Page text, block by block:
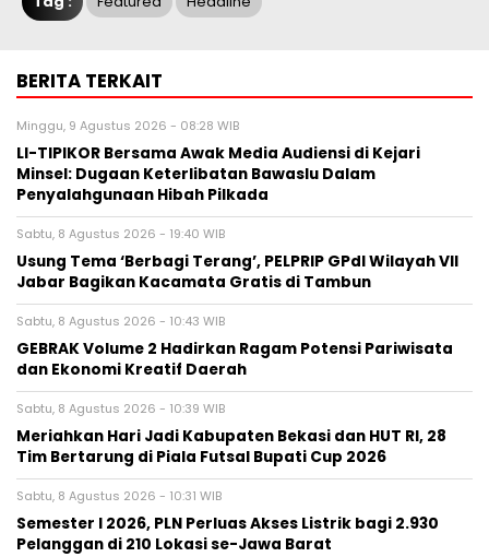
BERITA TERKAIT
Minggu, 9 Agustus 2026 - 08:28 WIB
LI-TIPIKOR Bersama Awak Media Audiensi di Kejari
Minsel: Dugaan Keterlibatan Bawaslu Dalam
Penyalahgunaan Hibah Pilkada
Sabtu, 8 Agustus 2026 - 19:40 WIB
‎Usung Tema ‘Berbagi Terang’, PELPRIP GPdI Wilayah VII
Jabar Bagikan Kacamata Gratis di Tambun
Sabtu, 8 Agustus 2026 - 10:43 WIB
GEBRAK Volume 2 Hadirkan Ragam Potensi Pariwisata
dan Ekonomi Kreatif Daerah
Sabtu, 8 Agustus 2026 - 10:39 WIB
Meriahkan Hari Jadi Kabupaten Bekasi dan HUT RI, 28
Tim Bertarung di Piala Futsal Bupati Cup 2026
Sabtu, 8 Agustus 2026 - 10:31 WIB
Semester I 2026, PLN Perluas Akses Listrik bagi 2.930
Pelanggan di 210 Lokasi se-Jawa Barat